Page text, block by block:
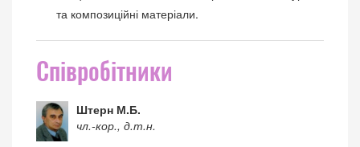
та композиційні матеріали.
Співробітники
Штерн М.Б.
чл.-кор., д.т.н.